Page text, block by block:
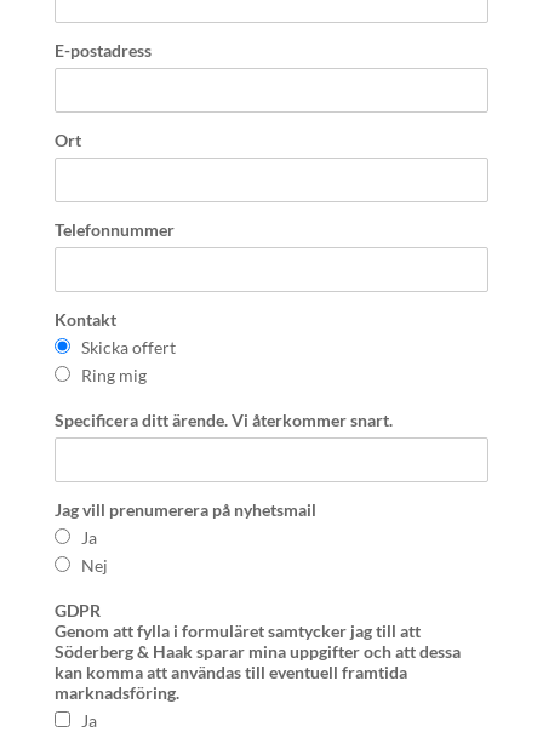
E-postadress
Ort
Telefonnummer
Kontakt
Skicka offert
Ring mig
Specificera ditt ärende. Vi återkommer snart.
Jag vill prenumerera på nyhetsmail
Ja
Nej
GDPR
Genom att fylla i formuläret samtycker jag till att
Söderberg & Haak sparar mina uppgifter och att dessa
kan komma att användas till eventuell framtida
marknadsföring.
Ja